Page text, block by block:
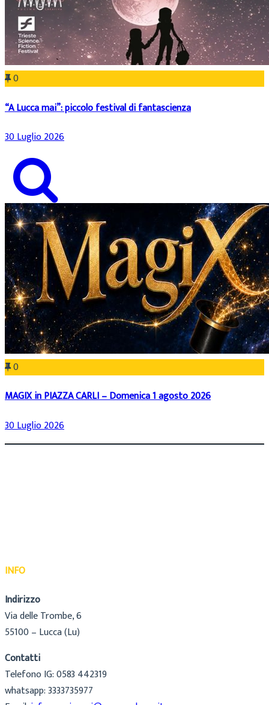
0
“A Lucca mai”: piccolo festival di fantascienza
30 Luglio 2026
0
MAGIX in PIAZZA CARLI – Domenica 1 agosto 2026
30 Luglio 2026
INFO
Indirizzo
Via delle Trombe, 6
55100 – Lucca (Lu)
Contatti
Telefono IG: 0583 442319
whatsapp: 3333735977